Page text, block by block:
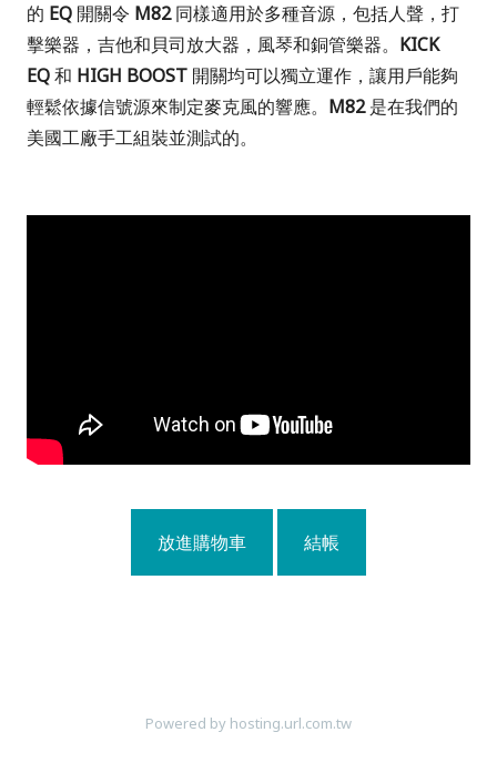
的 EQ 開關令 M82同樣適用於多種音源，包括人聲，打
擊樂器，吉他和貝司放大器，風琴和銅管樂器。 KICK
EQ和 HIGH BOOST 開關均可以獨立運作，讓用戶能夠
輕鬆依據信號源來制定麥克風的響應。 M82是在我們的
美國工廠手工組裝並測試的。
放進購物車 結帳
Powered by hosting.url.com.tw